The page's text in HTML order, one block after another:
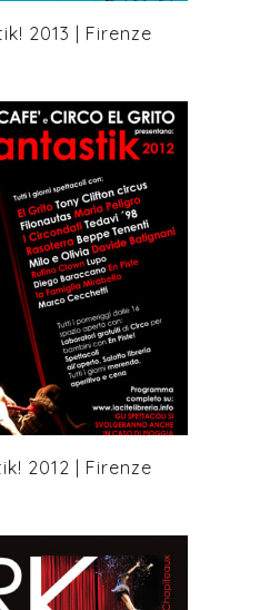
2013 | Firenze
+
2012 | Firenze